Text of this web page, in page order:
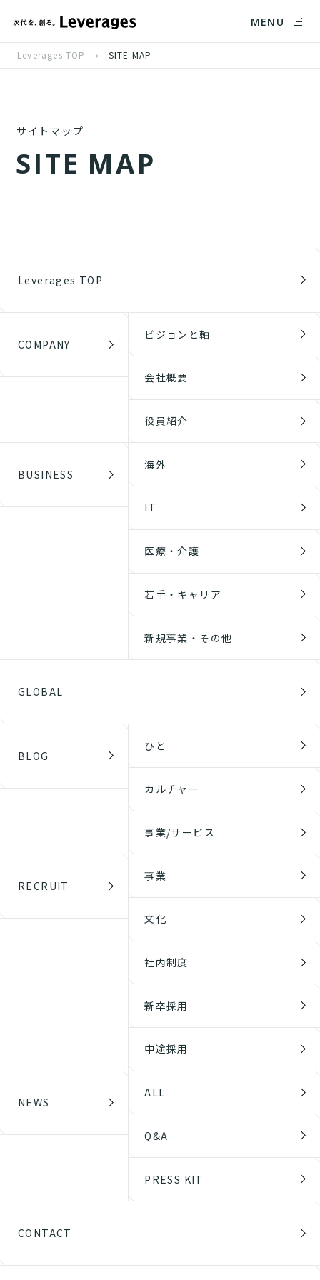
MENU
Leverages TOP SITE MAP
サイトマップ
SITE MAP
Leverages TOP
COMPANY
ビジョンと軸
会社概要
役員紹介
BUSINESS
海外
IT
医療・介護
若手・キャリア
新規事業・その他
GLOBAL
BLOG
ひと
カルチャー
事業/サービス
RECRUIT
事業
文化
社内制度
新卒採用
中途採用
NEWS
ALL
Q&A
PRESS KIT
CONTACT